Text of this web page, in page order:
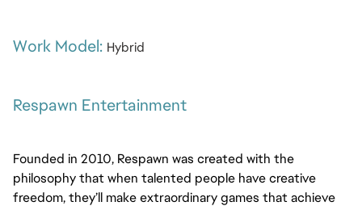
Work Model: Hybrid
Respawn Entertainment
Founded in 2010, Respawn was created with the
philosophy that when talented people have creative
freedom, they’ll make extraordinary games that achieve